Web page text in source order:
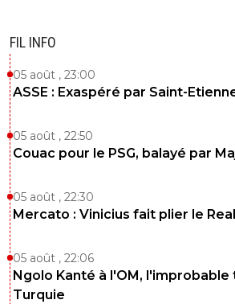
FIL INFO
05 août , 23:00
ASSE : Exaspéré par Saint-
05 août , 22:50
Couac pour le PSG, balayé par
05 août , 22:30
Mercato : Vinicius fait plier le
05 août , 22:06
Ngolo Kanté à l'OM,
Turquie